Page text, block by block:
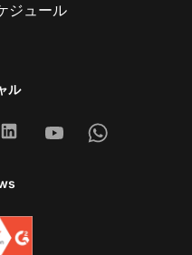
ジュール
ル
LinkedinYoutubeWhatsapp